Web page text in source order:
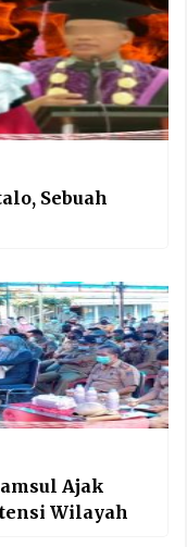
Sebuah
Ajak
Wilayah